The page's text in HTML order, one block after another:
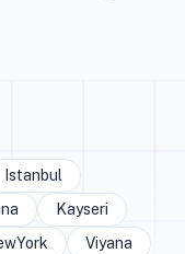
Istanbul
Kayseri
Viyana